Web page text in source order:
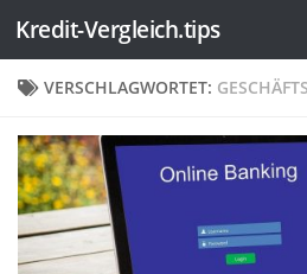
Zum Inhalt springen
Kredit-Vergleich.tips
VERSCHLAGWORTET: